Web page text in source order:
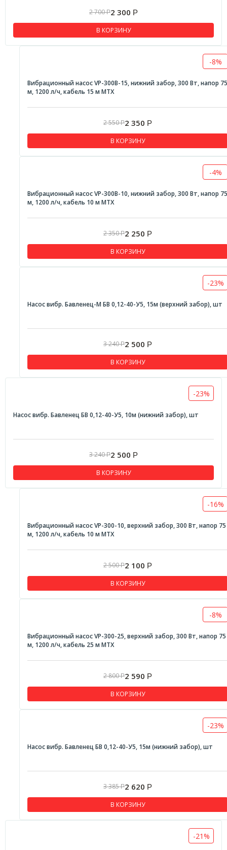
2 700Р2 300 Р
В КОРЗИНУ
-8%
Вибрационный насос VP-300B-15, нижний забор, 300 Вт, напор 75
м, 1200 л/ч, кабель 15 м MTX
2 550Р2 350 Р
В КОРЗИНУ
-4%
Вибрационный насос VP-300B-10, нижний забор, 300 Вт, напор 75
м, 1200 л/ч, кабель 10 м MTX
2 350Р2 250 Р
В КОРЗИНУ
-23%
Насос вибр. Бавленец-М БВ 0,12-40-У5, 15м (верхний забор), шт
3 240Р2 500 Р
В КОРЗИНУ
-23%
Насос вибр. Бавленец БВ 0,12-40-У5, 10м (нижний забор), шт
3 240Р2 500 Р
В КОРЗИНУ
-16%
Вибрационный насос VP-300-10, верхний забор, 300 Вт, напор 75
м, 1200 л/ч, кабель 10 м MTX
2 500Р2 100 Р
В КОРЗИНУ
-8%
Вибрационный насос VP-300-25, верхний забор, 300 Вт, напор 75
м, 1200 л/ч, кабель 25 м MTX
2 800Р2 590 Р
В КОРЗИНУ
-23%
Насос вибр. Бавленец БВ 0,12-40-У5, 15м (нижний забор), шт
3 385Р2 620 Р
В КОРЗИНУ
-21%